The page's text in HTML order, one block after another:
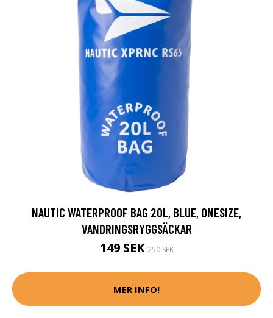
NAUTIC WATERPROOF BAG 20L, BLUE, ONESIZE,
VANDRINGSRYGGSÄCKAR
149 SEK250 SEK
MER INFO!